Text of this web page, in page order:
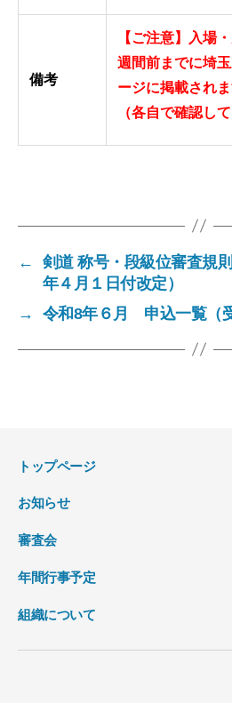
備考
【ご注意】入場
週間前までに埼
ージに掲載されま
（各自で確認し
←
剣道 称号・段級位審査規
年４月１日付改定）
→
令和8年６月 申込一覧（
トップページ
お知らせ
審査会
年間行事予定
組織について